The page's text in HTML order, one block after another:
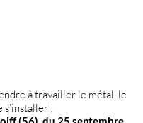
à travailler le métal, le
!